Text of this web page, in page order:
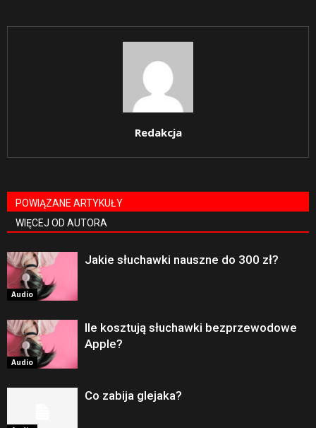
Redakcja
POWIĄZANE ARTYKUŁY
WIĘCEJ OD AUTORA
Audio
Jakie słuchawki nauszne do 300 zł?
Audio
Ile kosztują słuchawki bezprzewodowe
Apple?
Co zabija glejaka?